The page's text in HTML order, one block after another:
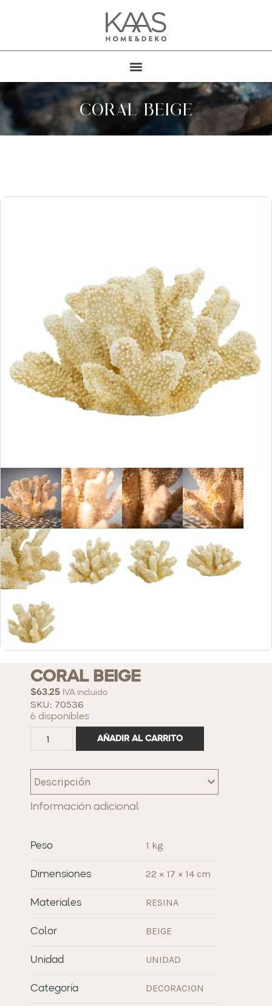
CORAL BEIGE
CORAL BEIGE
$63.25 IVA incluido
SKU: 70536
6 disponibles
AÑADIR AL CARRITO
Descripción
Información adicional
Peso 1 kg
Dimensiones 22 × 17 × 14 cm
Materiales RESINA
Color BEIGE
Unidad UNIDAD
Categoría DECORACION